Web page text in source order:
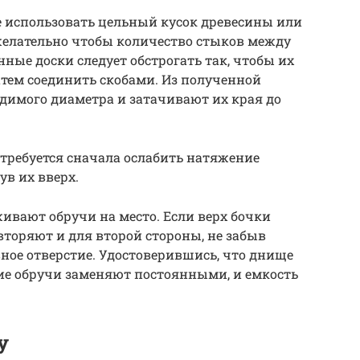
цельный кусок древесины или
чтобы количество стыков между
доски следует обстрогать так, чтобы их
соединить скобами. Из полученной
диаметра и затачивают их края до
сначала ослабить натяжение
их вверх.
обручи на место. Если верх бочки
и для второй стороны, не забыв
отверстие. Удостоверившись, что днище
обручи заменяют постоянными, и емкость